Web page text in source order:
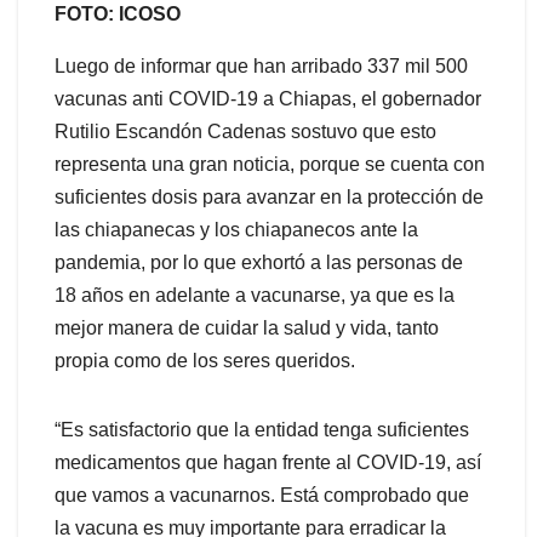
FOTO: ICOSO
Luego de informar que han arribado 337 mil 500
vacunas anti COVID-19 a Chiapas, el gobernador
Rutilio Escandón Cadenas sostuvo que esto
representa una gran noticia, porque se cuenta con
suficientes dosis para avanzar en la protección de
las chiapanecas y los chiapanecos ante la
pandemia, por lo que exhortó a las personas de
18 años en adelante a vacunarse, ya que es la
mejor manera de cuidar la salud y vida, tanto
propia como de los seres queridos.
“Es satisfactorio que la entidad tenga suficientes
medicamentos que hagan frente al COVID-19, así
que vamos a vacunarnos. Está comprobado que
la vacuna es muy importante para erradicar la